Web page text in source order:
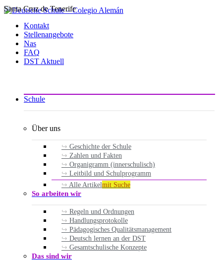
Zum
springen
Santa Cruz de Tenerife
Kontakt
Stellenangebote
Nas
FAQ
DST Aktuell
Schule
Über uns
Geschichte der Schule
Zahlen und Fakten
Organigramm (innerschulisch)
Leitbild und Schulprogramm
Alle Artikelmit Suche
So arbeiten wir
Regeln und Ordnungen
Handlungsprotokolle
Pädagogisches Qualitätsmanagement
Deutsch lernen an der DST
Gesamtschulische Konzepte
Das sind wir